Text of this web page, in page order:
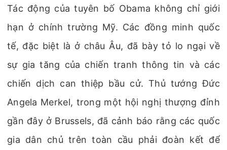
Tác động của tuyên bố Obama không chỉ giới
hạn ở chính trường Mỹ. Các đồng minh quốc
tế, đặc biệt là ở châu Âu, đã bày tỏ lo ngại về
sự gia tăng của chiến tranh thông tin và các
chiến dịch can thiệp bầu cử. Thủ tướng Đức
Angela Merkel, trong một hội nghị thượng đỉnh
gần đây ở Brussels, đã cảnh báo rằng các quốc
gia dân chủ trên toàn cầu phải đoàn kết để